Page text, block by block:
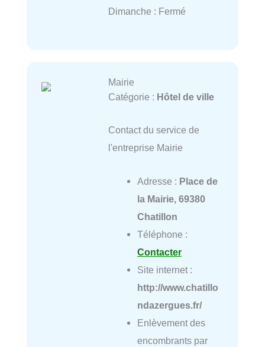
Dimanche : Fermé
Mairie
Catégorie : Hôtel de ville
Contact du service de
l'entreprise Mairie
Adresse : Place de
la Mairie, 69380
Chatillon
Téléphone :
Contacter
Site internet :
http://www.chatillo
ndazergues.fr/
Enlèvement des
encombrants par